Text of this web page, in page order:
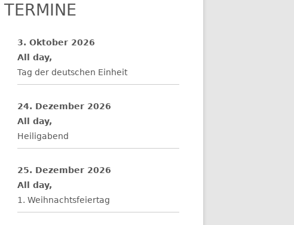
TERMINE
3. Oktober 2026
All day,
Tag der deutschen Einheit
24. Dezember 2026
All day,
Heiligabend
25. Dezember 2026
All day,
1. Weihnachtsfeiertag